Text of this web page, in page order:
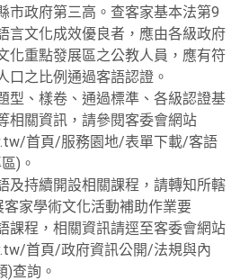
市政府第三高。查客家基本法第9
言文化成效優良者，應由各級政府
化重點發展區之公教人員，應有符
口之比例通過客語認證。
型、樣卷、通過標準、各級認證基
相關資訊，請參閱客委會網站
首頁/服務園地/表單下載/客語
)。
及持續開設相關課程，請轉知所轄
家學術文化活動補助作業要
課程，相關資訊請逕至客委會網站
首頁/政府資訊公開/法規與內
查詢。